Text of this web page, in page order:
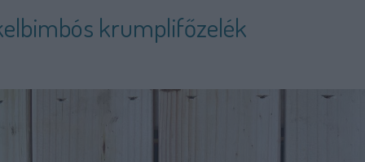
krumplifőzelék